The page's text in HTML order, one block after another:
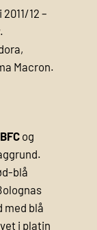
12 –
Macron.
BFCog
blå
med blå
i platin